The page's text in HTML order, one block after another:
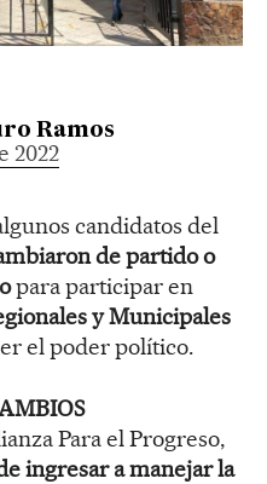
Ramos
2022
candidatos del
de partido o
para participar en
y Municipales
el poder político.
Para el Progreso,
ingresar a manejar la